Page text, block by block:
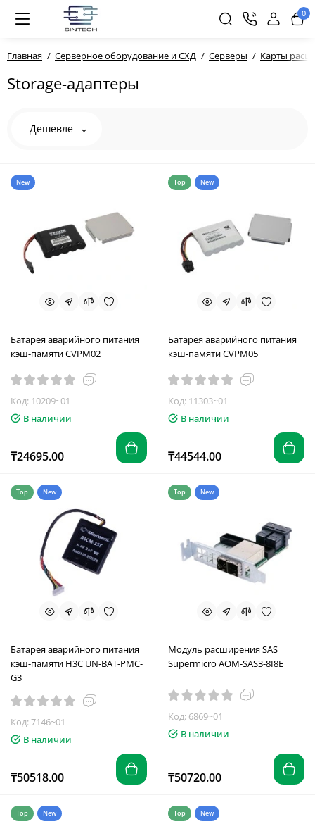
0
Главная Серверное оборудование и СХД Серверы Карты
Storage-адаптеры
Дешевле
New
Батарея аварийного питания
кэш-памяти CVPM02
Код: 10209~01
В наличии
₸24695.00
Top New
Батарея аварийного питания
кэш-памяти CVPM05
Код: 11303~01
В наличии
₸44544.00
Top New
Батарея аварийного питания
кэш-памяти H3C UN-BAT-PMC-
G3
Код: 7146~01
В наличии
₸50518.00
Top New
Модуль расширения SAS
Supermicro AOM-SAS3-8I8E
Код: 6869~01
В наличии
₸50720.00
Top New Top New